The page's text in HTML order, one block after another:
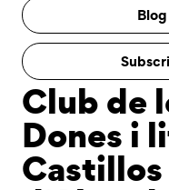
Club de
Dones i